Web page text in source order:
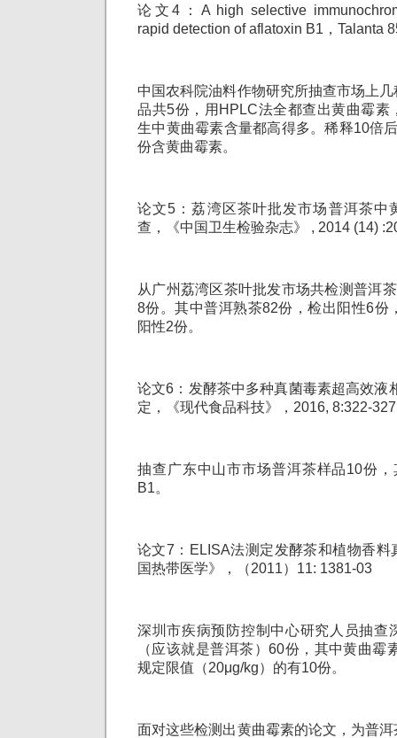
论文4：A high selective
rapid detection of aflatoxin B1，Talanta
中国农科院油料作物研究所抽查市场上
品共5份，用HPLC法全都查出黄曲霉素
生中黄曲霉素含量都高得多。稀释10倍
份含黄曲霉素。
论文5：荔湾区茶叶批发市场普洱茶中
查，《中国卫生检验杂志》 , 2014 (14)
从广州荔湾区茶叶批发市场共检测普洱
8份。其中普洱熟茶82份，检出阳性6份
阳性2份。
论文6：发酵茶中多种真菌毒素超高效液
定，《现代食品科技》，2016, 8:322-327
抽查广东中山市市场普洱茶样品10份
B1。
论文7：ELISA法测定发酵茶和植物香料
国热带医学》，（2011）11: 1381-03
深圳市疾病预防控制中心研究人员抽查
（应该就是普洱茶）60份，其中黄曲霉
规定限值（20μg/kg）的有10份。
面对这些检测出黄曲霉素的论文，为普